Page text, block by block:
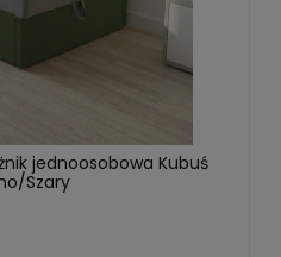
jednoosobowa Kubuś
Szary